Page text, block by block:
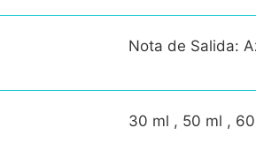
Nota de Salida:
30 ml , 50 ml ,